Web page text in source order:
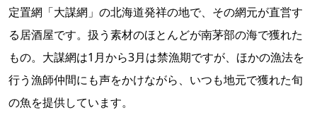
定置網「大謀網」の北海道発祥の地で、その網元が直営す
る居酒屋です。扱う素材のほとんどが南茅部の海で獲れた
もの。大謀網は1月から3月は禁漁期ですが、ほかの漁法を
行う漁師仲間にも声をかけながら、いつも地元で獲れた旬
の魚を提供しています。